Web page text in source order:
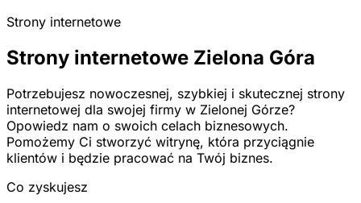
Strony internetowe
Strony internetowe Zielona Góra
Potrzebujesz nowoczesnej, szybkiej i skutecznej strony
internetowej dla swojej firmy w Zielonej Górze?
Opowiedz nam o swoich celach biznesowych.
Pomożemy Ci stworzyć witrynę, która przyciągnie
klientów i będzie pracować na Twój biznes.
Co zyskujesz